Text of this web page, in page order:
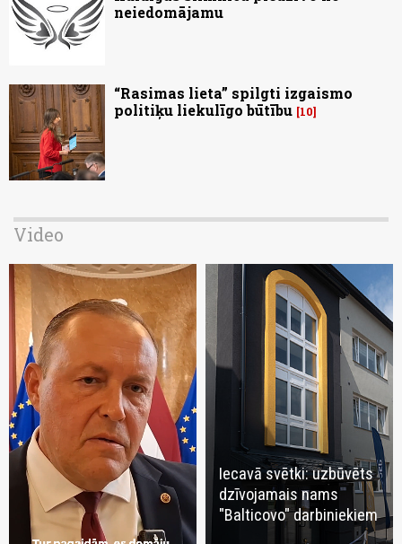
neiedomājamu
“Rasimas lieta” spilgti izgaismo
politiķu liekulīgo būtību 10
Video
Iecavā svētki: uzbūvēts
dzīvojamais nams
"Balticovo" darbiniekiem